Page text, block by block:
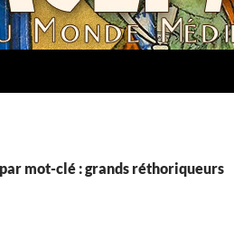
mot-clé : grands réthoriqueurs